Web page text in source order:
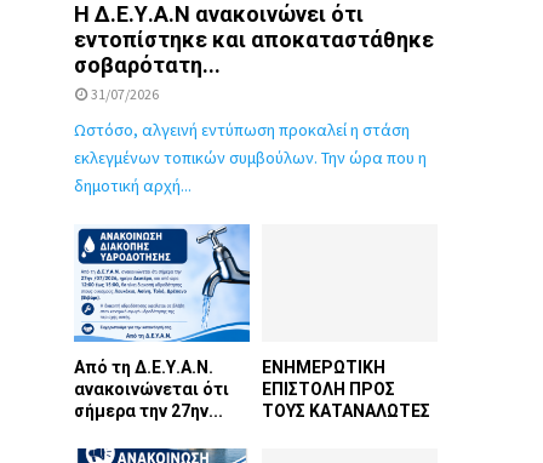
Η Δ.Ε.Υ.Α.Ν ανακοινώνει ότι
εντοπίστηκε και αποκαταστάθηκε
σοβαρότατη...
31/07/2026
Ωστόσο, αλγεινή εντύπωση προκαλεί η στάση
εκλεγμένων τοπικών συμβούλων. Την ώρα που η
δημοτική αρχή...
Από τη Δ.Ε.Υ.Α.Ν.
ανακοινώνεται ότι
σήμερα την 27ην...
ΕΝΗΜΕΡΩΤΙΚΗ
ΕΠΙΣΤΟΛΗ ΠΡΟΣ
ΤΟΥΣ ΚΑΤΑΝΑΛΩΤΕΣ